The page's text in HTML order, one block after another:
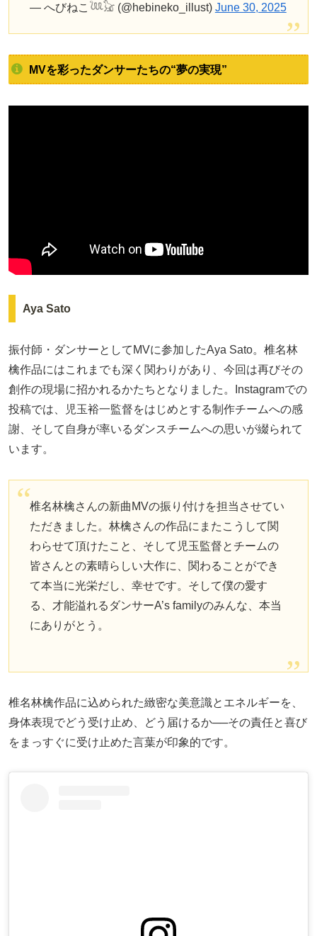
— へびねこ𓆙𓃠 (@hebineko_illust) June 30, 2025
MVを彩ったダンサーたちの“夢の実現”
Aya Sato
振付師・ダンサーとしてMVに参加したAya Sato。椎名林
檎作品にはこれまでも深く関わりがあり、今回は再びその
創作の現場に招かれるかたちとなりました。Instagramでの
投稿では、児玉裕一監督をはじめとする制作チームへの感
謝、そして自身が率いるダンスチームへの思いが綴られて
います。
椎名林檎さんの新曲MVの振り付けを担当させてい
ただきました。林檎さんの作品にまたこうして関
わらせて頂けたこと、そして児玉監督とチームの
皆さんとの素晴らしい大作に、関わることができ
て本当に光栄だし、幸せです。そして僕の愛す
る、才能溢れるダンサーA’s familyのみんな、本当
にありがとう。
椎名林檎作品に込められた緻密な美意識とエネルギーを、
身体表現でどう受け止め、どう届けるか──その責任と喜び
をまっすぐに受け止めた言葉が印象的です。